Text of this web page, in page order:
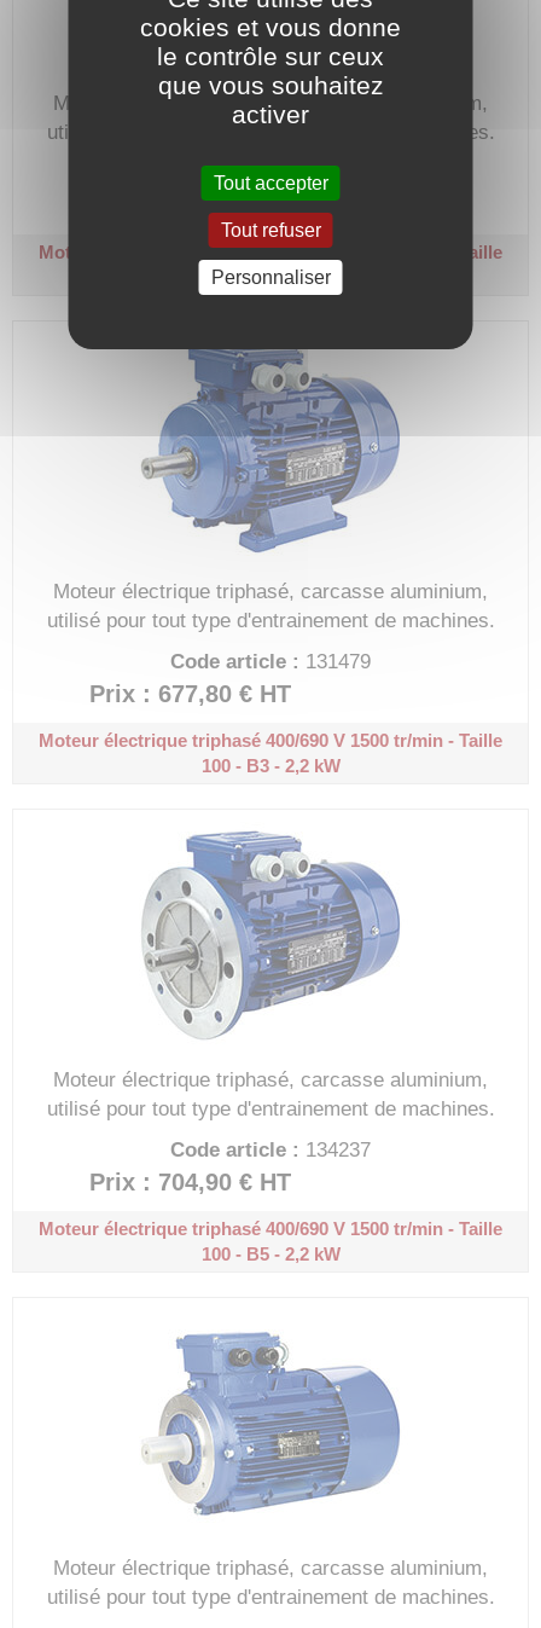
Moteur électrique triphasé, carcasse aluminium,
utilisé pour tout type d'entrainement de machines.
Code article :136269
Prix : 816,50 €HT
Moteur électrique triphasé 230/400 V
1500 tr/min - Taille
100 - B14 - 3 kW
Moteur électrique triphasé, carcasse aluminium,
utilisé pour tout type d'entrainement de machines.
Code article : 131479
Prix : 677,80 € HT
Moteur électrique triphasé 400/690 V 1500 tr/min - Taille
100 - B3 - 2,2 kW
Moteur électrique triphasé, carcasse aluminium,
utilisé pour tout type d'entrainement de machines.
Code article : 134237
Prix : 704,90 € HT
Moteur électrique triphasé 400/690 V 1500 tr/min - Taille
100 - B5 - 2,2 kW
Moteur électrique triphasé, carcasse aluminium,
utilisé pour tout type d'entrainement de machines.
cookies et vous donne
le contrôle sur ceux
que vous souhaitez
activer
Tout accepter
Tout refuser
Personnaliser